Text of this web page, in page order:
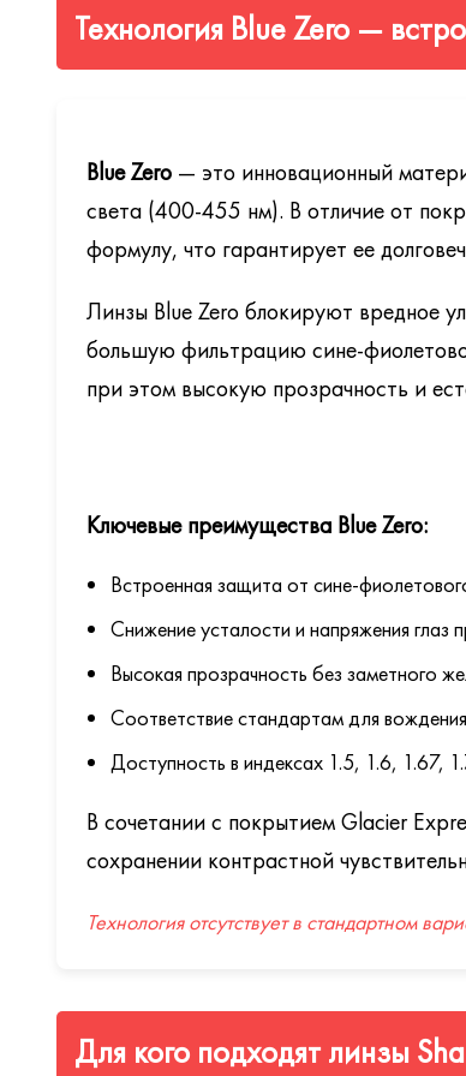
Линзы Shamir SV III AW (As-Worn)
Glacier +— базовое
Glacier+ UV
— расширенная защита от
Glacier Sun— зеркальное покрытие для
Glacier Blue-Shield— фильтрация
Glacier+ Antifog
— предотвращает
Glacier EXPRESSION— премиальное
Технология Blue Zero —
Blue Zero — это инновационный
света (400-455 нм). В отличие от
формулу, что гарантирует ее
Линзы Blue Zero блокируют вредное
большую фильтрацию сине-
при этом высокую прозрачность и
Ключевые преимущества Blue Zero:
Встроенная защита от сине-
Снижение усталости и напряжения
Высокая прозрачность без заметного
Соответствие стандартам для
Доступность в индексах 1.5, 1.6, 1.67,
В сочетании с покрытием Glacier
сохранении контрастной
Технология отсутствует в стандартном
Для кого подходят линзы